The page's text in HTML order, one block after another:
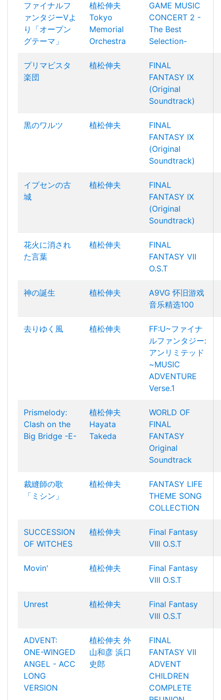
ファイナルフ
ァンタジーVよ
り「オープン
グテーマ」
植松伸夫
Tokyo
Memorial
Orchestra
GAME MUSIC
CONCERT 2 -
The Best
Selection-
プリマビスタ
楽団
植松伸夫
FINAL
FANTASY IX
(Original
Soundtrack)
黒のワルツ 植松伸夫
FINAL
FANTASY IX
(Original
Soundtrack)
イプセンの古
城
植松伸夫
FINAL
FANTASY IX
(Original
Soundtrack)
花火に消され
た言葉
植松伸夫
FINAL
FANTASY VII
O.S.T
神の誕生 植松伸夫
A9VG 怀旧游戏
音乐精选100
去りゆく風 植松伸夫
FF:U~ファイナ
ルファンタジー:
アンリミテッド
~MUSIC
ADVENTURE
Verse.1
Prismelody:
Clash on the
Big Bridge -E-
植松伸夫
Hayata
Takeda
WORLD OF
FINAL
FANTASY
Original
Soundtrack
裁縫師の歌
「ミシン」
植松伸夫
FANTASY LIFE
THEME SONG
COLLECTION
SUCCESSION
OF WITCHES
植松伸夫
Final Fantasy
VIII O.S.T
Movin' 植松伸夫
Final Fantasy
VIII O.S.T
Unrest 植松伸夫
Final Fantasy
VIII O.S.T
ADVENT:
ONE-WINGED
ANGEL - ACC
LONG
VERSION
植松伸夫 外
山和彦 浜口
史郎
FINAL
FANTASY VII
ADVENT
CHILDREN
COMPLETE